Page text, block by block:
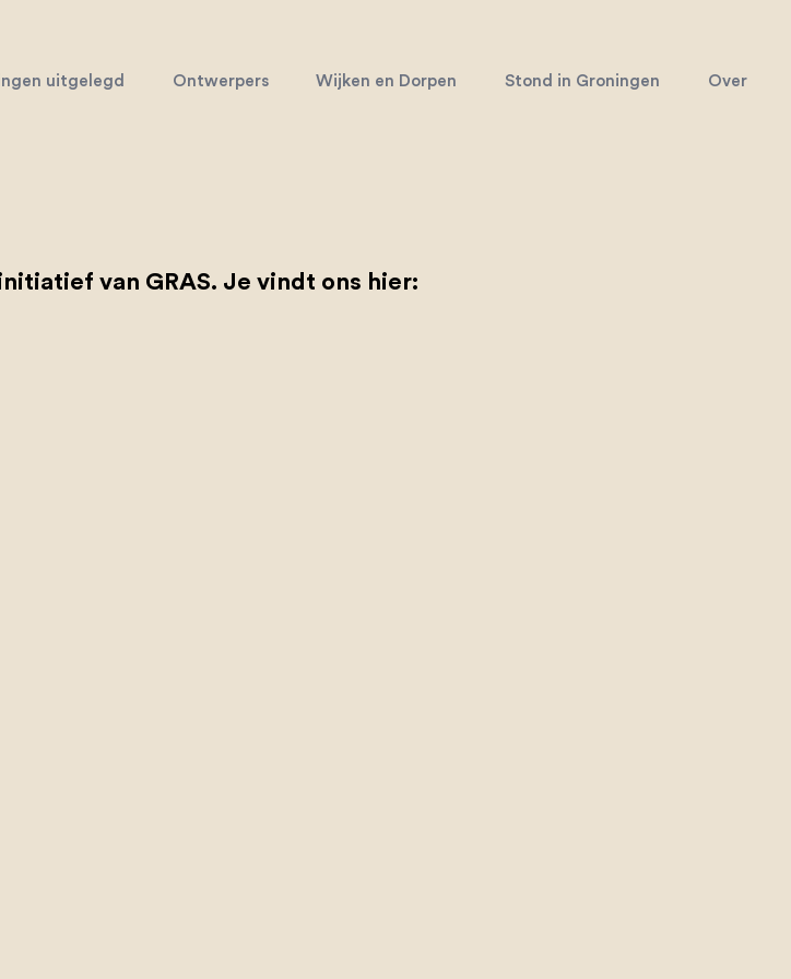
uitgelegd Ontwerpers Wijken en Dorpen Stond in Groningen Over
van GRAS. Je vindt ons hier: